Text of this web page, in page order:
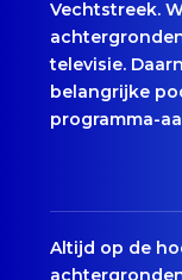
Vechtstreek.
televisie.
belangrijke
programma-
Altijd op de